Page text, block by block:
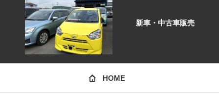
新車・中古車販売
HOME